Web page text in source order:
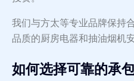
我们与方太等专业品牌保持
品质的厨房电器和抽油烟机安
如何选择可靠的承